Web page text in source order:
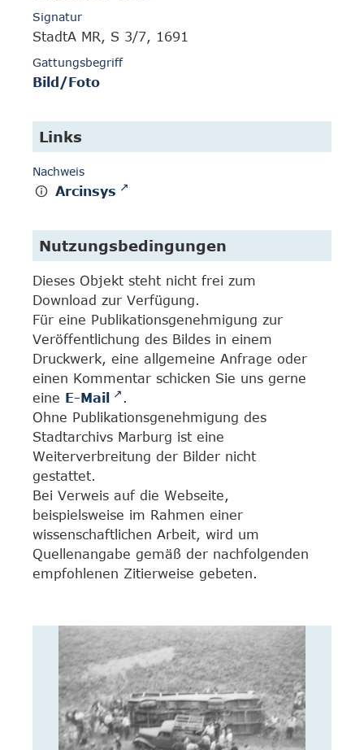
Signatur
StadtA MR, S 3/7, 1691
Gattungsbegriff
Bild/Foto
Links
Nachweis
Arcinsys
Nutzungsbedingungen
Dieses Objekt steht nicht frei zum
Download zur Verfügung.
Für eine Publikationsgenehmigung zur
Veröffentlichung des Bildes in einem
Druckwerk, eine allgemeine Anfrage oder
einen Kommentar schicken Sie uns gerne
eine E-Mail
.
Ohne Publikationsgenehmigung des
Stadtarchivs Marburg ist eine
Weiterverbreitung der Bilder nicht
gestattet.
Bei Verweis auf die Webseite,
beispielsweise im Rahmen einer
wissenschaftlichen Arbeit, wird um
Quellenangabe gemäß der nachfolgenden
empfohlenen Zitierweise gebeten.